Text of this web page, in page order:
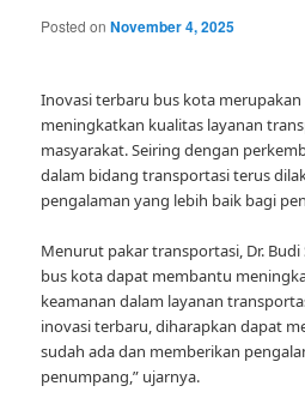
Posted onNovember 4, 2025
Inovasi terbaru bus kota
meningkatkan kualitas layanan
masyarakat. Seiring dengan
dalam bidang transportasi terus
pengalaman yang lebih baik bagi
Menurut pakar transportasi, Dr.
bus kota dapat membantu
keamanan dalam layanan
inovasi terbaru, diharapkan dapat
sudah ada dan memberikan
penumpang,” ujarnya.